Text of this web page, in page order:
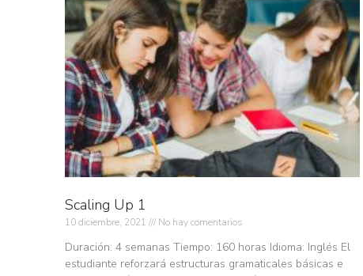
Scaling Up 1
10 diciembre, 2021 No hay comentarios
Duración: 4 semanas Tiempo: 160 horas Idioma: Inglés El
estudiante reforzará estructuras gramaticales básicas e